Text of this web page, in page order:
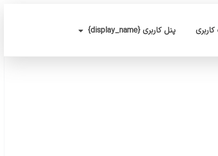
پنل کاربری {display_name}